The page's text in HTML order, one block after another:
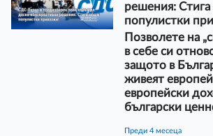
решения:
популистки
Позволете на
в себе си
защото в
живеят
европейски
български
преди 4 месеца